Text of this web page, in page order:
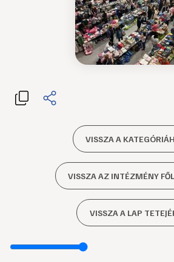
VISSZA A
VISSZA AZ INTÉZMÉNY
VISSZA A LAP